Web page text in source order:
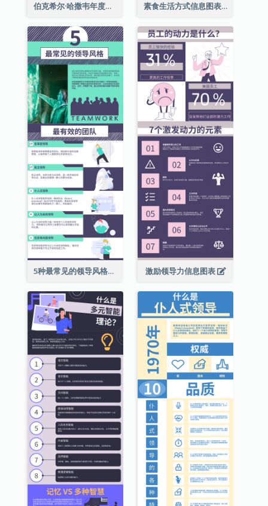
伯克希尔·哈撒韦年度股东大会的11个要点 素食生活方式信息图表
5种最常见的领导风格信息图表 激励领导力信息图表